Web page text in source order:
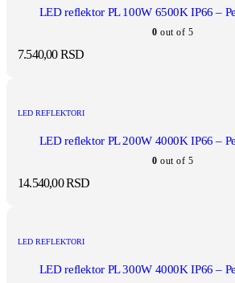
LED reflektor PL 100W 6500K IP66 –
0 out of 5
7.540,00RSD
LED REFLEKTORI
LED reflektor PL 200W 4000K IP66 –
0 out of 5
14.540,00RSD
LED REFLEKTORI
LED reflektor PL 300W 4000K IP66 –